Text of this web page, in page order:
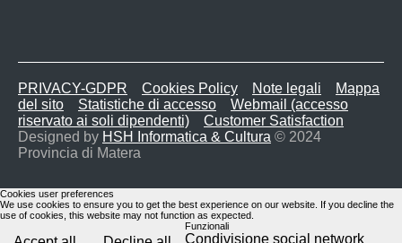
PRIVACY-GDPR Cookies Policy Note legali
Mappa
del sito
Statistiche di accesso
Webmail (accesso
riservato ai soli dipendenti)
Customer Satisfaction
Designed by HSH Informatica & Cultura © 2024
Provincia di Matera
Cookies user preferences
We use cookies to ensure you to get the best experience on our website. If you decline the
use of cookies, this website may not function as expected.
Funzionali
Condivisione social network